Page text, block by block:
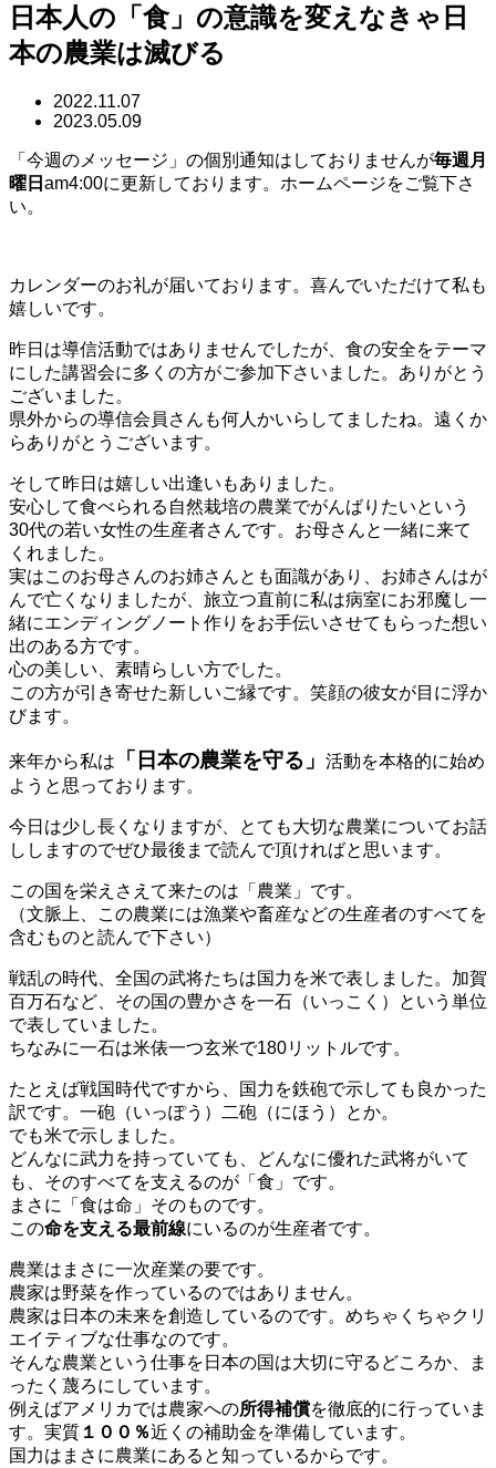
日本人の「食」の意識を変えなきゃ日
本の農業は滅びる
2022.11.07
2023.05.09
「今週のメッセージ」の個別通知はしておりませんが毎週月
曜日 am4:00に更新しております。ホームページをご覧下さ
い。
カレンダーのお礼が届いております。喜んでいただけて私も
嬉しいです。
昨日は導信活動ではありませんでしたが、食の安全をテーマ
にした講習会に多くの方がご参加下さいました。ありがとう
ございました。
県外からの導信会員さんも何人かいらしてましたね。遠くか
らありがとうございます。
そして昨日は嬉しい出逢いもありました。
安心して食べられる自然栽培の農業でがんばりたいという
30代の若い女性の生産者さんです。お母さんと一緒に来て
くれました。
実はこのお母さんのお姉さんとも面識があり、お姉さんはが
んで亡くなりましたが、旅立つ直前に私は病室にお邪魔し一
緒にエンディングノート作りをお手伝いさせてもらった想い
出のある方です。
心の美しい、素晴らしい方でした。
この方が引き寄せた新しいご縁です。笑顔の彼女が目に浮か
びます。
来年から私は 「日本の農業を守る」 活動を本格的に始め
ようと思っております。
今日は少し長くなりますが、とても大切な農業についてお話
ししますのでぜひ最後まで読んで頂ければと思います。
この国を栄えさえて来たのは「農業」です。
（文脈上、この農業には漁業や畜産などの生産者のすべてを
含むものと読んで下さい）
戦乱の時代、全国の武将たちは国力を米で表しました。加賀
百万石など、その国の豊かさを一石（いっこく）という単位
で表していました。
ちなみに一石は米俵一つ玄米で180リットルです。
たとえば戦国時代ですから、国力を鉄砲で示しても良かった
訳です。一砲（いっぽう）二砲（にほう）とか。
でも米で示しました。
どんなに武力を持っていても、どんなに優れた武将がいて
も、そのすべてを支えるのが「食」です。
まさに「食は命」そのものです。
この命を支える最前線にいるのが生産者です。
農業はまさに一次産業の要です。
農家は野菜を作っているのではありません。
農家は日本の未来を創造しているのです。めちゃくちゃクリ
エイティブな仕事なのです。
そんな農業という仕事を日本の国は大切に守るどころか、ま
ったく蔑ろにしています。
例えばアメリカでは農家への所得補償を徹底的に行っていま
す。実質 １００％近くの補助金を準備しています。
国力はまさに農業にあると知っているからです。